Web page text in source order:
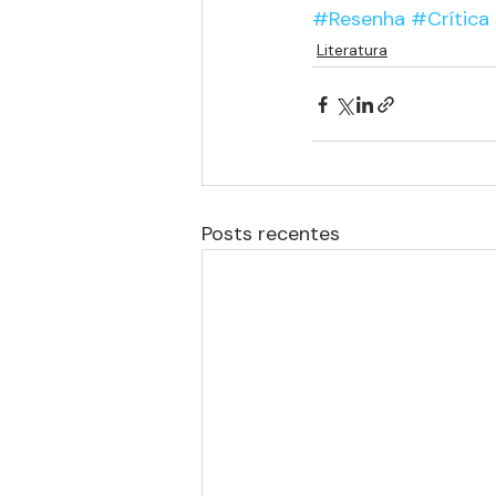
#Resenha #Crítica
Literatura
Posts recentes